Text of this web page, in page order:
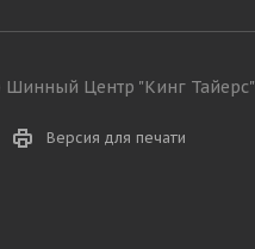
Шинный Центр "Кинг Тайерс"
Версия для печати